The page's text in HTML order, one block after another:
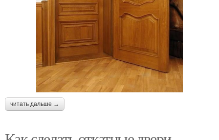
читать дальше →